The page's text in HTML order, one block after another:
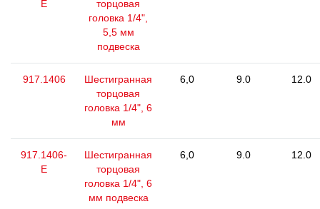
E
торцовая
головка 1/4",
5,5 мм
подвеска
917.1406
Шестигранная
торцовая
головка 1/4", 6
мм
6,0 9.0 12.0
917.1406-
E
Шестигранная
торцовая
головка 1/4", 6
мм подвеска
6,0 9.0 12.0